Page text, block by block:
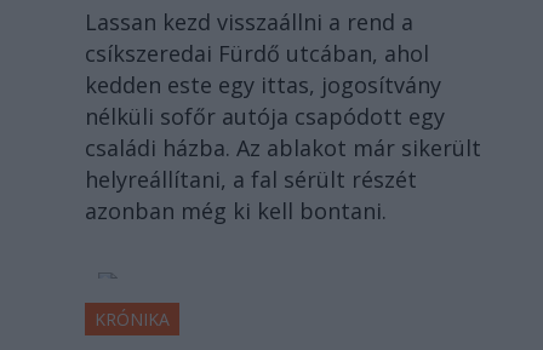
Lassan kezd visszaállni a rend a
csíkszeredai Fürdő utcában, ahol
kedden este egy ittas, jogosítvány
nélküli sofőr autója csapódott egy
családi házba. Az ablakot már sikerült
helyreállítani, a fal sérült részét
azonban még ki kell bontani.
KRÓNIKA